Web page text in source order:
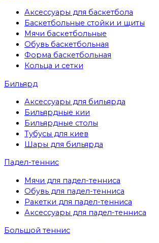
Аксессуары для баскетбола
Баскетбольные стойки и щиты
Мячи баскетбольные
Обувь баскетбольная
Форма баскетбольная
Кольца и сетки
Бильярд
Аксессуары для бильярда
Бильярдные кии
Бильярдные столы
Тубусы для киев
Шары для бильярда
Падел-теннис
Мячи для падел-тенниса
Обувь для падел-тенниса
Ракетки для падел-тенниса
Аксессуары для падел-тенниса
Большой теннис